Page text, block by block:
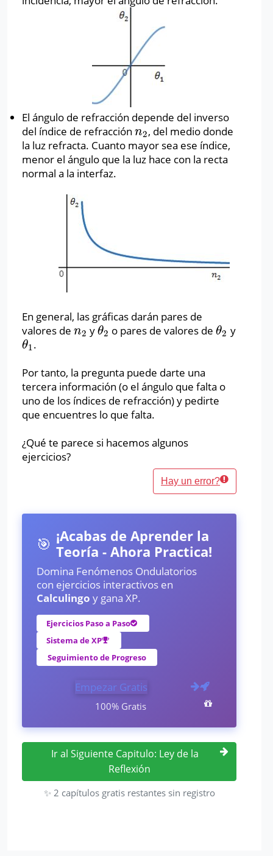
El ángulo de refracción depende del inverso
del índice de refracción n2
n2, del medio donde
la luz refracta. Cuanto mayor sea ese índice,
menor el ángulo que la luz hace con la recta
normal a la interfaz.
En general, las gráficas darán pares de
valores de n2
n2 y θ2
θ2 o pares de valores deθ2
θ2 y
θ1
θ1 .
Por tanto, la pregunta puede darte una
tercera información (o el ángulo que falta o
uno de los índices de refracción) y pedirte
que encuentres lo que falta.
¿Qué te parece si hacemos algunos
ejercicios?
Hay un error?
🎯 ¡Acabas de Aprender la
Teoría - Ahora Practica!
Domina Fenómenos Ondulatorios
con ejercicios interactivos en
Calculingo y gana XP.
Ejercicios Paso a Paso
Sistema de XP
Seguimiento de Progreso
Empezar Gratis
100% Gratis
Ir al Siguiente Capitulo: Ley de la
Reflexión
✨ 2 capítulos gratis restantes sin registro